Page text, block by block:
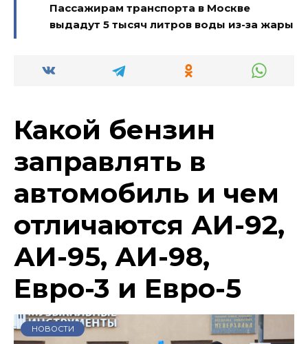
Пассажирам транспорта в Москве
выдадут 5 тысяч литров воды из-за жары
Какой бензин
заправлять в
автомобиль и чем
отличаются АИ-92,
АИ-95, АИ-98,
Евро-3 и Евро-5
НОВОСТИ